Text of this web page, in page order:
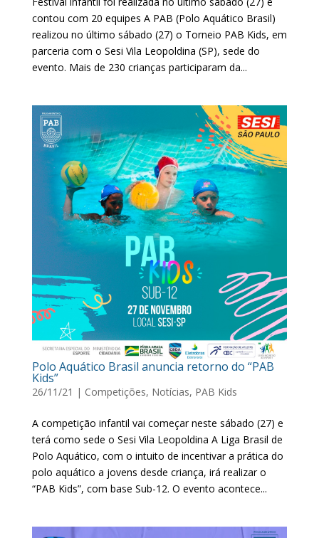
contou com 20 equipes A PAB (Polo Aquático Brasil)
realizou no último sábado (27) o Torneio PAB Kids, em
parceria com o Sesi Vila Leopoldina (SP), sede do
evento. Mais de 230 crianças participaram da...
Polo Aquático Brasil anuncia retorno do “PAB
Kids”
26/11/21 | Competições, Notícias, PAB Kids
A competição infantil vai começar neste sábado (27) e
terá como sede o Sesi Vila Leopoldina A Liga Brasil de
Polo Aquático, com o intuito de incentivar a prática do
polo aquático a jovens desde criança, irá realizar o
“PAB Kids”, com base Sub-12. O evento acontece...